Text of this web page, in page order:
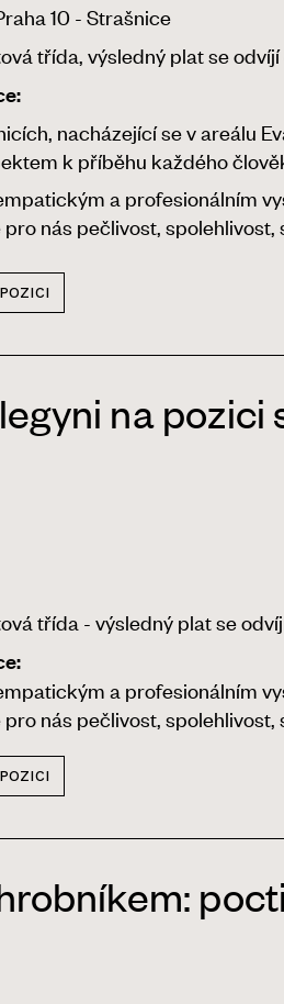
10 - Strašnice
třída, výsledný plat se
nacházející se v areálu
k příběhu každého
a profesionálním
nás pečlivost,
na
třída - výsledný plat se
a profesionálním
nás pečlivost,